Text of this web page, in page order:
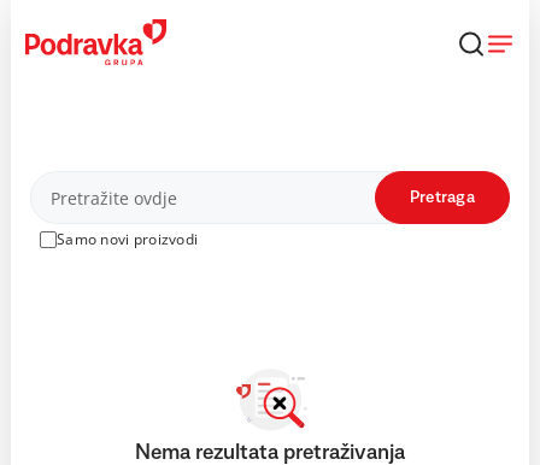
content
Proizvodi
Samo novi proizvodi
Pretraga
Nema rezultata pretraživanja